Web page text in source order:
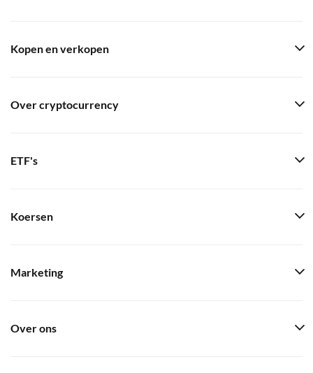
Kopen en verkopen
Over cryptocurrency
ETF's
Koersen
Marketing
Over ons